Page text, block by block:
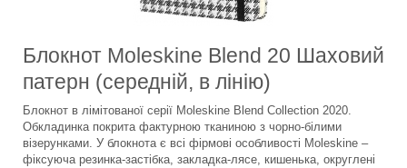
Блокнот Moleskine Blend 20 Шаховий
патерн (середній, в лінію)
Блокнот в лімітованої серії Moleskine Blend Collection 2020.
Обкладинка покрита фактурною тканиною з чорно-білими
візерунками. У блокнота є всі фірмові особливості Moleskine –
фіксуюча резинка-застібка, закладка-лясе, кишенька, округлені